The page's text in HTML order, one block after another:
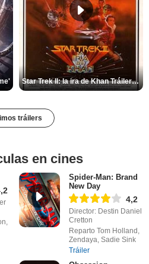
Star Trek II: la ira de Khan Tráiler VO
tráilers
en cines
Spider-Man: Brand
New Day
4,2
Director: Destin Daniel
Cretton
Reparto Tom Holland,
Zendaya, Sadie Sink
Tráiler